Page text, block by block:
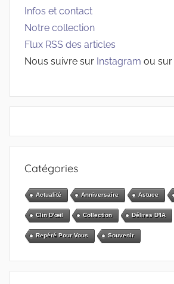
Infos et contact
Notre collection
Flux RSS des articles
Nous suivre sur Instagram ou sur
Catégories
Actualité Anniversaire Astuce
Clin D'œil Collection Délires D'IA
Repéré Pour Vous Souvenir